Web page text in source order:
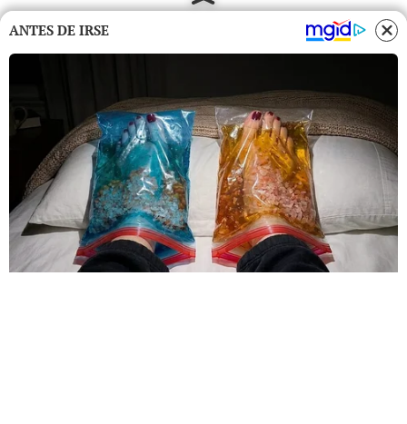
ANTES DE IRSE